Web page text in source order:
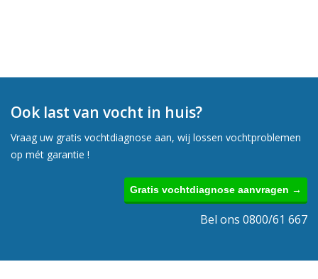
Ook last van vocht in huis?
Vraag uw gratis vochtdiagnose aan, wij lossen vochtproblemen
op mét garantie !
Gratis vochtdiagnose aanvragen →
Bel ons 0800/61 667